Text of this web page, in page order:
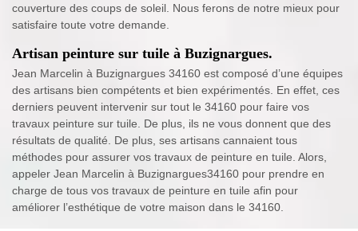
couverture des coups de soleil. Nous ferons de notre mieux pour
satisfaire toute votre demande.
Artisan peinture sur tuile à Buzignargues.
Jean Marcelin à Buzignargues 34160 est composé d’une équipes
des artisans bien compétents et bien expérimentés. En effet, ces
derniers peuvent intervenir sur tout le 34160 pour faire vos
travaux peinture sur tuile. De plus, ils ne vous donnent que des
résultats de qualité. De plus, ses artisans cannaient tous
méthodes pour assurer vos travaux de peinture en tuile. Alors,
appeler Jean Marcelin à Buzignargues34160 pour prendre en
charge de tous vos travaux de peinture en tuile afin pour
améliorer l’esthétique de votre maison dans le 34160.